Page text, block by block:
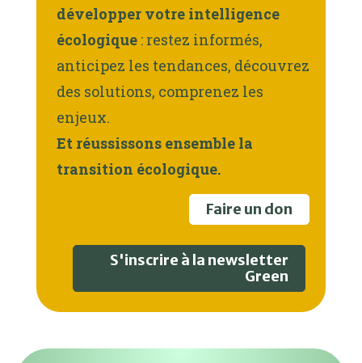
développer votre intelligence
écologique : restez informés,
anticipez les tendances, découvrez
des solutions, comprenez les
enjeux.
Et réussissons ensemble la
transition écologique.
Faire un don
S'inscrire à la newsletter
Green